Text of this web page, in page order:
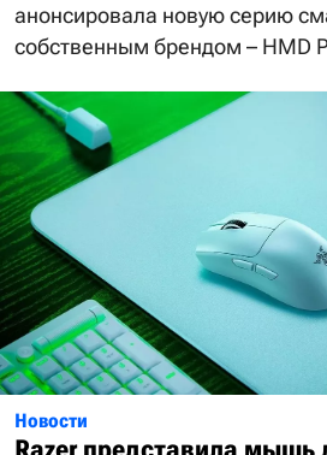
анонсировала новую серию
собственным брендом – HMD
Новости